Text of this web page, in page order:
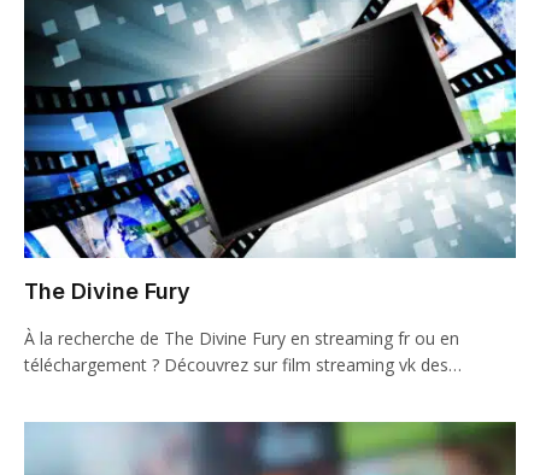
The Divine Fury
À la recherche de The Divine Fury en streaming fr ou en
téléchargement ? Découvrez sur film streaming vk des…